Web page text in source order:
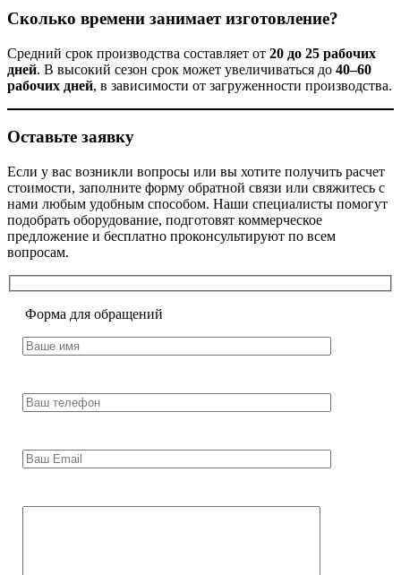
Сколько времени занимает изготовление?
Средний срок производства составляет от 20 до 25 рабочих
дней. В высокий сезон срок может увеличиваться до 40–60
рабочих дней, в зависимости от загруженности производства.
Оставьте заявку
Если у вас возникли вопросы или вы хотите получить расчет
стоимости, заполните форму обратной связи или свяжитесь с
нами любым удобным способом. Наши специалисты помогут
подобрать оборудование, подготовят коммерческое
предложение и бесплатно проконсультируют по всем
вопросам.
Форма для обращений